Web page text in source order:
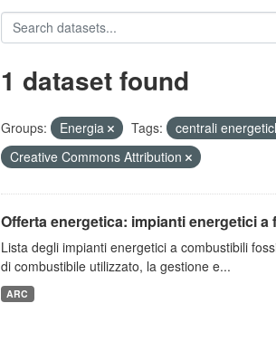
1 dataset found
Groups: Energia Tags: centrali
Creative Commons Attribution
Offerta energetica: impianti energetici a
Lista degli impianti energetici a combustibili
di combustibile utilizzato, la gestione e...
ARC